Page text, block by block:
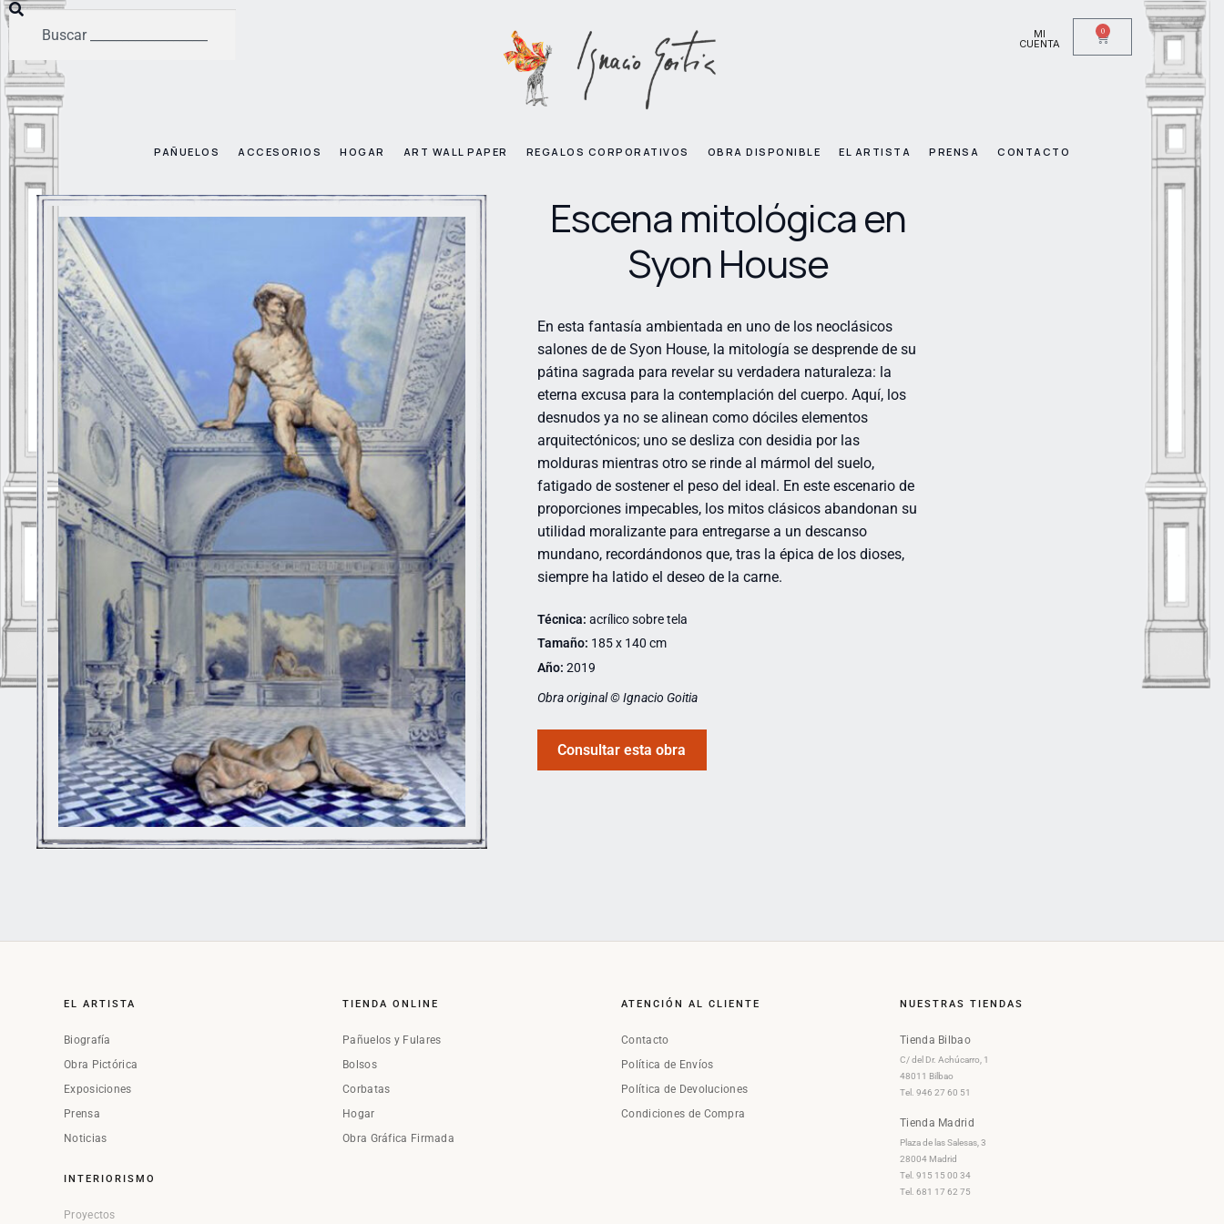
MI
CUENTA
0
PAÑUELOS ACCESORIOS HOGAR ART WALL PAPER REGALOS CORPORATIVOS OBRA DISPONIBLE EL ARTISTA PRENSA CONTACTO
Escena mitológica en
Syon House
En esta fantasía ambientada en uno de los neoclásicos
salones de de Syon House, la mitología se desprende de su
pátina sagrada para revelar su verdadera naturaleza: la
eterna excusa para la contemplación del cuerpo. Aquí, los
desnudos ya no se alinean como dóciles elementos
arquitectónicos; uno se desliza con desidia por las
molduras mientras otro se rinde al mármol del suelo,
fatigado de sostener el peso del ideal. En este escenario de
proporciones impecables, los mitos clásicos abandonan su
utilidad moralizante para entregarse a un descanso
mundano, recordándonos que, tras la épica de los dioses,
siempre ha latido el deseo de la carne.
Técnica: acrílico sobre tela
Tamaño: 185 x 140 cm
Año: 2019
Obra original © Ignacio Goitia
Consultar esta obra
EL ARTISTA
Biografía
Obra Pictórica
Exposiciones
Prensa
Noticias
INTERIORISMO
Proyectos
TIENDA ONLINE
Pañuelos y Fulares
Bolsos
Corbatas
Hogar
Obra Gráfica Firmada
ATENCIÓN AL CLIENTE
Contacto
Política de Envíos
Política de Devoluciones
Condiciones de Compra
NUESTRAS TIENDAS
Tienda Bilbao
C/ del Dr. Achúcarro, 1
48011 Bilbao
Tel. 946 27 60 51
Tienda Madrid
Plaza de las Salesas, 3
28004 Madrid
Tel. 915 15 00 34
Tel. 681 17 62 75